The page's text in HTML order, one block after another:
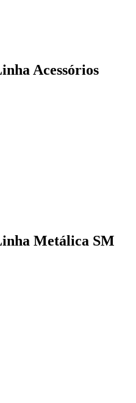
Acessórios
Metálica SM